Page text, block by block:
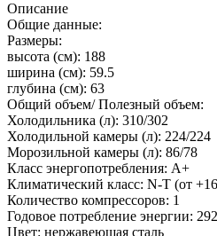
Описание
Общие данные:
Размеры:
высота (см): 188
ширина (см): 59.5
глубина (см): 63
Общий объем/ Полезный объем:
Холодильника (л): 310/302
Холодильной камеры (л): 224/224
Морозильной камеры (л): 86/78
Класс энергопотребления: A+
Климатический класс: N-T (от
Количество компрессоров: 1
Годовое потребление энергии:
Цвет: нержавеющая сталь